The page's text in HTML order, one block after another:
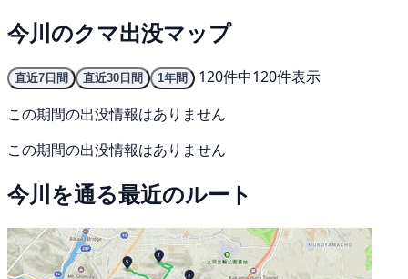
今川のクマ出没マップ
直近7日間 直近30日間 1年間
120件中120件表示
この期間の出没情報はありません
この期間の出没情報はありません
今川を通る最近のルート